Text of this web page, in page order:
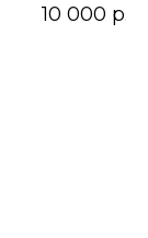
10 000 р.